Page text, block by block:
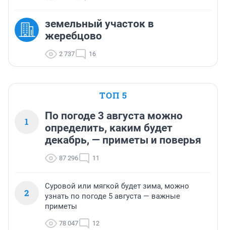
земельный участок в
жеребцово
2 737 16
ТОП 5
1
По погоде 3 августа можно
определить, каким будет
декабрь, — приметы и поверья
87 296 11
2
Суровой или мягкой будет зима, можно
узнать по погоде 5 августа — важные
приметы
78 047 12